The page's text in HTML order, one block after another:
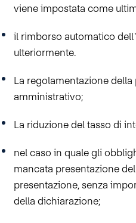
viene impostata come
il rimborso automatico
ulteriormente.
La regolamentazione
amministrativo;
La riduzione del tasso di
nel caso in quale gli
mancata presentazione
presentazione, senza
della dichiarazione;